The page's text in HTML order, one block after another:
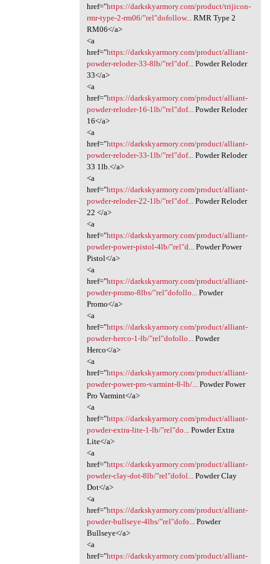
href="https://darkskyarmory.com/product/trijicon-
rmr-type-2-rm06/"rel"dofollow...
RMR Type 2
RM06</a>
<a
href="https://darkskyarmory.com/product/alliant-
powder-reloder-33-8lb/"rel"dof...
Powder Reloder
33</a>
<a
href="https://darkskyarmory.com/product/alliant-
powder-reloder-16-1lb/"rel"dof...
Powder Reloder
16</a>
<a
href="https://darkskyarmory.com/product/alliant-
powder-reloder-33-1lb/"rel"dof...
Powder Reloder
33 1lb.</a>
<a
href="https://darkskyarmory.com/product/alliant-
powder-reloder-22-1lb/"rel"dof...
Powder Reloder
22 </a>
<a
href="https://darkskyarmory.com/product/alliant-
powder-power-pistol-4lb/"rel"d...
Powder Power
Pistol</a>
<a
href="https://darkskyarmory.com/product/alliant-
powder-promo-8lbs/"rel"dofollo...
Powder
Promo</a>
<a
href="https://darkskyarmory.com/product/alliant-
powder-herco-1-lb/"rel"dofollo...
Powder
Herco</a>
<a
href="https://darkskyarmory.com/product/alliant-
powder-power-pro-varmint-8-lb/...
Powder Power
Pro Varmint</a>
<a
href="https://darkskyarmory.com/product/alliant-
powder-extra-lite-1-lb/"rel"do...
Powder Extra
Lite</a>
<a
href="https://darkskyarmory.com/product/alliant-
powder-clay-dot-8lb/"rel"dofol...
Powder Clay
Dot</a>
<a
href="https://darkskyarmory.com/product/alliant-
powder-bullseye-4lbs/"rel"dofo...
Powder
Bullseye</a>
<a
href="https://darkskyarmory.com/product/alliant-